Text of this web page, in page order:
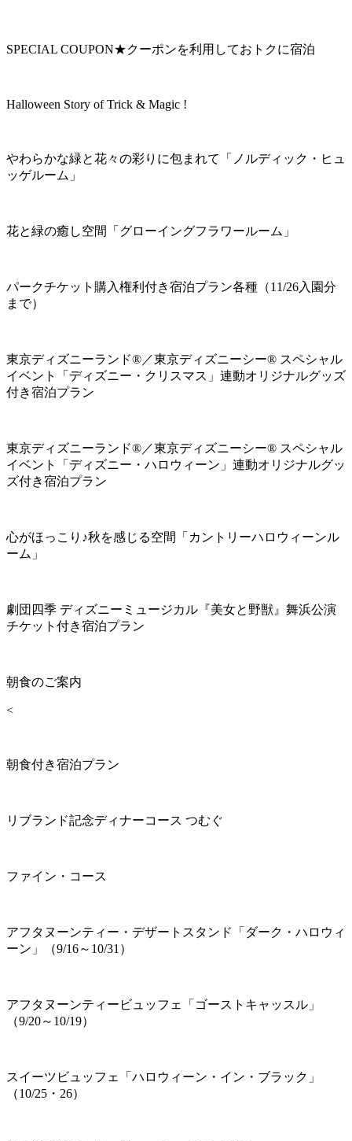
SPECIAL COUPON★クーポンを利用しておトクに宿泊
Halloween Story of Trick & Magic !
やわらかな緑と花々の彩りに包まれて「ノルディック・ヒュ
ッゲルーム」
花と緑の癒し空間「グローイングフラワールーム」
パークチケット購入権利付き宿泊プラン各種（11/26入園分
まで）
東京ディズニーランド®／東京ディズニーシー® スペシャル
イベント「ディズニー・クリスマス」連動オリジナルグッズ
付き宿泊プラン
東京ディズニーランド®／東京ディズニーシー® スペシャル
イベント「ディズニー・ハロウィーン」連動オリジナルグッ
ズ付き宿泊プラン
心がほっこり♪秋を感じる空間「カントリーハロウィーンル
ーム」
劇団四季 ディズニーミュージカル『美女と野獣』舞浜公演
チケット付き宿泊プラン
朝食のご案内
<
朝食付き宿泊プラン
リブランド記念ディナーコース つむぐ
ファイン・コース
アフタヌーンティー・デザートスタンド「ダーク・ハロウィ
ーン」（9/16～10/31）
アフタヌーンティービュッフェ「ゴーストキャッスル」
（9/20～10/19）
スイーツビュッフェ「ハロウィーン・イン・ブラック」
（10/25・26）